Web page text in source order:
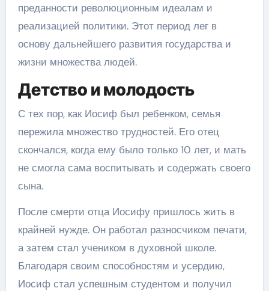
преданности революционным идеалам и
реализацией политики. Этот период лег в
основу дальнейшего развития государства и
жизни множества людей.
Детство и молодость
С тех пор, как Иосиф был ребенком, семья
пережила множество трудностей. Его отец
скончался, когда ему было только 10 лет, и мать
не смогла сама воспитывать и содержать своего
сына.
После смерти отца Иосифу пришлось жить в
крайней нужде. Он работал разносчиком печати,
а затем стал учеником в духовной школе.
Благодаря своим способностям и усердию,
Иосиф стал успешным студентом и получил